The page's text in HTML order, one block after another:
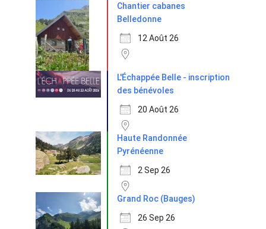
Chantier cabanes
Belledonne
12 Août 26
L'Échappée Belle - inscription
des bénévoles
20 Août 26
Haute Randonnée
Pyrénéenne
2 Sep 26
Grand Roc (Bauges)
26 Sep 26